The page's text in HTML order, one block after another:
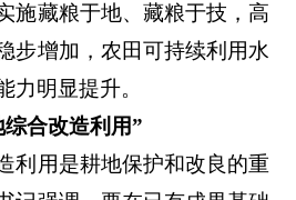
施藏粮于地、藏粮于技，高
步增加，农田可持续利用水
力明显提升。
合改造利用”
利用是耕地保护和改良的重